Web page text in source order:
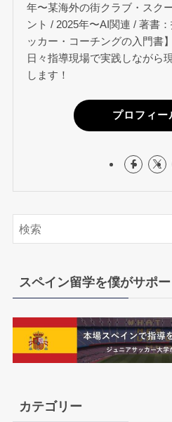
年〜某海外の街クラブ・スク
ント / 2025年〜AI関連 / 著書
ッカー・コーチングの入門書】
日々指導現場で実践しながら
します！
プロフィー
スペイン留学を僕がサポ
カテゴリー